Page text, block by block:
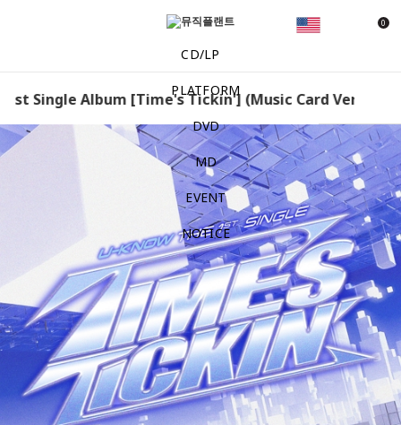
0
CD/LP
PLATFORM
DVD
MD
EVENT
NOTICE
1st Single Album [Time's Tickin'] (Music Card Ver.)